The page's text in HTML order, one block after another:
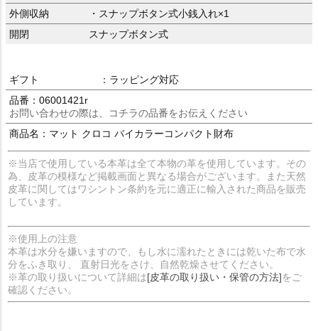
外側収納
・スナップボタン式小銭入れ×1
開閉
スナップボタン式
ギフト
：ラッピング対応
品番：06001421r
お問い合わせの際は、コチラの品番をお伝えください
商品名：マット クロコ バイカラーコンパクト財布
※当店で使用している本革は全て本物の革を使用しています。その
為、皮革の模様など掲載画面と異なる場合がございます。また天然
皮革に関してはワシントン条約を元に適正に輸入された商品を販売
しています。
※使用上の注意
本革は水分を嫌いますので、もし水に濡れたときには乾いた布で水
分をふき取り、 直射日光をさけ、自然乾燥させてください。
※革の取り扱いについて詳細は[皮革の取り扱い・保管の方法]をご
確認ください。